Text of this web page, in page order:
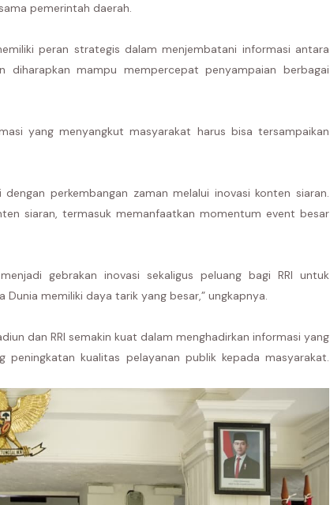
pemerintah daerah.
peran strategis dalam menjembatani informasi antara
mampu mempercepat penyampaian berbagai
yang menyangkut masyarakat harus bisa tersampaikan
perkembangan zaman melalui inovasi konten siaran.
siaran, termasuk memanfaatkan momentum event besar
gebrakan inovasi sekaligus peluang bagi RRI untuk
memiliki daya tarik yang besar,” ungkapnya.
dan RRI semakin kuat dalam menghadirkan informasi yang
kualitas pelayanan publik kepada masyarakat.